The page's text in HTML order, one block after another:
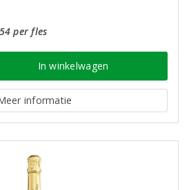
per fles
In winkelwagen
informatie